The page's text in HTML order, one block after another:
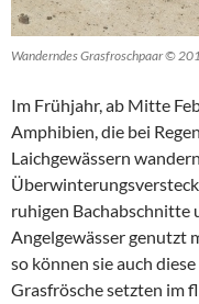
Wanderndes Grasfroschpaar ©
Im Frühjahr, ab Mitte
Amphibien, die bei
Laichgewässern
ruhigen Bachabschnitte
Angelgewässer genutzt
so können sie auch
Grasfrösche setzten im